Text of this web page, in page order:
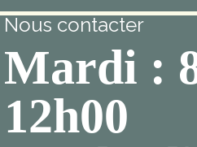
Nous contacter
Mardi :
12h00